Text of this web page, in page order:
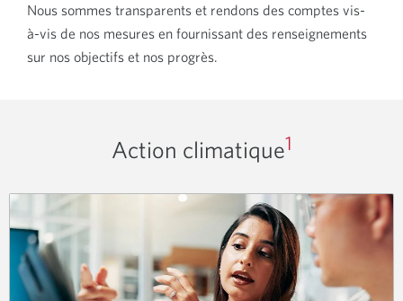
Nous sommes transparents et rendons des comptes vis-
à-vis de nos mesures en fournissant des renseignements
sur nos objectifs et nos progrès.
Action climatique1